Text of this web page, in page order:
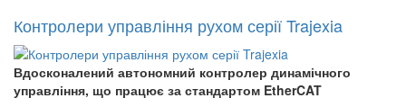
Контролери управління рухом серії Trajexia
Вдосконалений автономний контролер динамічного
управління, що працює за стандартом EtherCAT